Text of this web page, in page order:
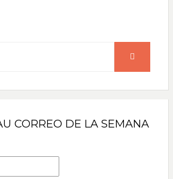
SEARCH
CORREO DE LA SEMANA